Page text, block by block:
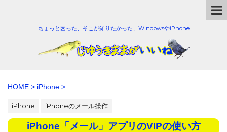
ちょっと困った、そこが知りたかった、WindowsやiPhone
HOME > iPhone >
iPhone iPhoneのメール操作
iPhone「メール」アプリのVIPの使い方